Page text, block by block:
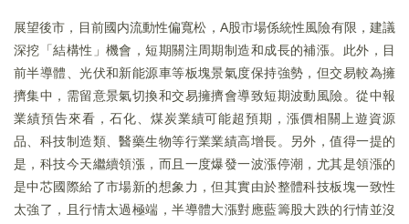
展望後市，目前國内流動性偏寬松，A股市場係統性風險有限，建議
深挖「結構性」機會，短期關注周期制造和成長的補漲。此外，目
前半導體、光伏和新能源車等板塊景氣度保持強勢，但交易較為擁
擠集中，需留意景氣切換和交易擁擠會導致短期波動風險。從中報
業績預告來看，石化、煤炭業績可能超預期，漲價相關上遊資源
品、科技制造類、醫藥生物等行業業績高增長。另外，值得一提的
是，科技今天繼續領漲，而且一度爆發一波漲停潮，尤其是領漲的
是中芯國際給了市場新的想象力，但其實由於整體科技板塊一致性
太強了，且行情太過極端，半導體大漲對應藍籌股大跌的行情並沒